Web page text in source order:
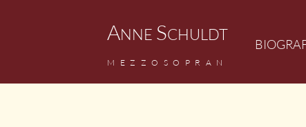
ANNE SCHULDT
M EZZOSOPRAN